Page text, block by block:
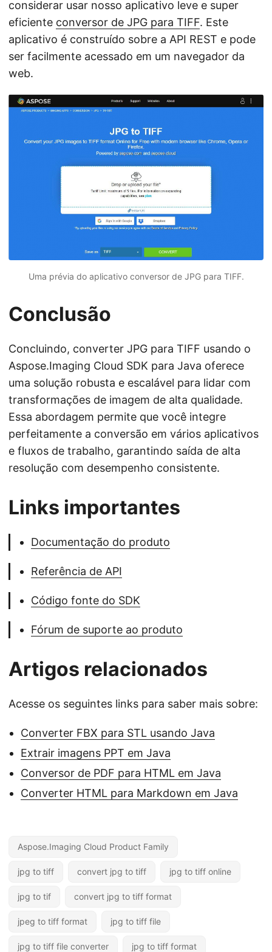
considerar usar nosso aplicativo leve e super
eficiente conversor de JPG para TIFF. Este
aplicativo é construído sobre a API REST e pode
ser facilmente acessado em um navegador da
web.
Uma prévia do aplicativo conversor de JPG para TIFF.
Conclusão
Concluindo, converter JPG para TIFF usando o
Aspose.Imaging Cloud SDK para Java oferece
uma solução robusta e escalável para lidar com
transformações de imagem de alta qualidade.
Essa abordagem permite que você integre
perfeitamente a conversão em vários aplicativos
e fluxos de trabalho, garantindo saída de alta
resolução com desempenho consistente.
Links importantes
Documentação do produto
Referência de API
Código fonte do SDK
Fórum de suporte ao produto
Artigos relacionados
Acesse os seguintes links para saber mais sobre:
Converter FBX para STL usando Java
Extrair imagens PPT em Java
Conversor de PDF para HTML em Java
Converter HTML para Markdown em Java
Aspose.Imaging Cloud Product Family
jpg to tiff convert jpg to tiff jpg to tiff online
jpg to tif convert jpg to tiff format
jpeg to tiff format jpg to tiff file
jpg to tiff file converter jpg to tiff format